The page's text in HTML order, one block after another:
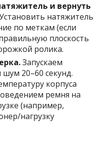
и вернуть
натяжитель
по меткам (если
плоскость
ролика.
Запускаем
20–60 секунд.
корпуса
ремня на
(например,
нагрузку